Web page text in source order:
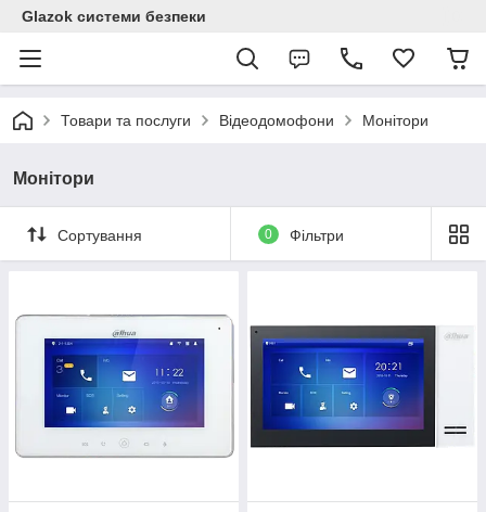
Glazok системи безпеки
Товари та послуги Відеодомофони Монітори
Монітори
Сортування 0 Фільтри